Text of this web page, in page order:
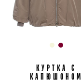
КУРТКА С
КАПЮШОНОМ